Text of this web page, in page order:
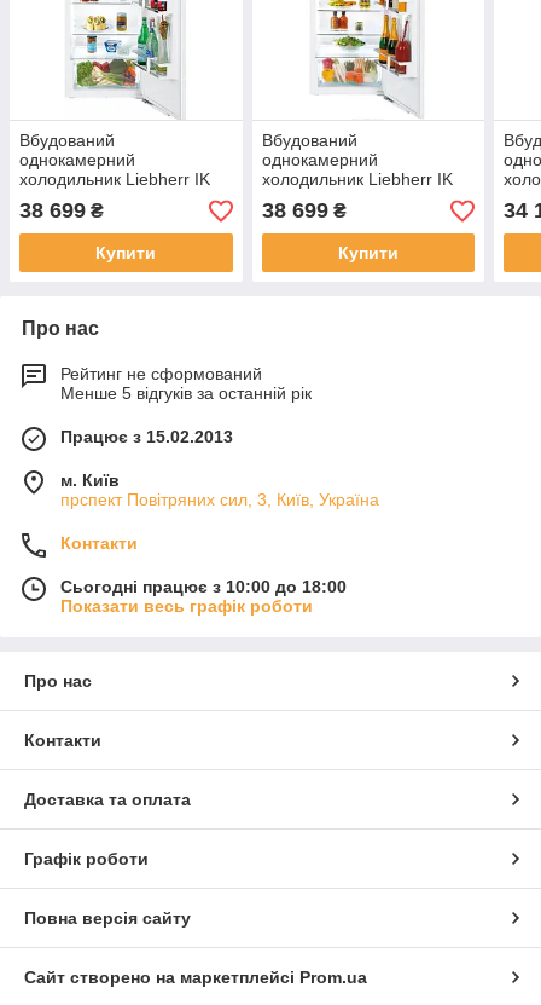
Вбудований
однокамерний
холодильник Liebherr IK
2764
38 699 ₴
Купити
Вбудований
однокамерний
холодильник Liebherr IK
2760
38 699₴
Купити
34
Про нас
Рейтинг не сформований
Менше 5 відгуків за останній рік
Працює з 15.02.2013
м. Київ
прспект Повітряних сил, 3, Київ, Україна
Контакти
Сьогодні працює з 10:00 до 18:00
Показати весь графік роботи
Про нас
Контакти
Доставка та оплата
Графік роботи
Повна версія сайту
Сайт створено на маркетплейсі Prom.ua